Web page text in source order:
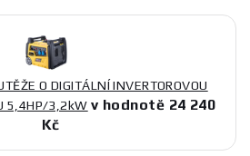
O DIGITÁLNÍ INVERTOROVOU
5,4HP/3,2kW v hodnotě 24 240
Kč